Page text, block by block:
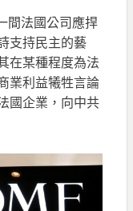
間法國公司應捍
支持民主的藝
在某種程度為法
業利益犧牲言論
國企業，向中共